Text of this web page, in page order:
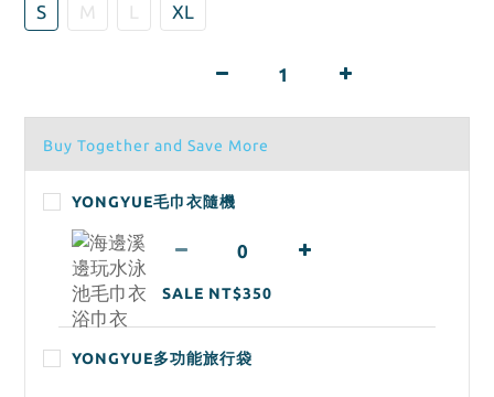
S M L XL
Buy Together and Save More
YONGYUE毛巾衣隨機
SALE NT$350
YONGYUE多功能旅行袋